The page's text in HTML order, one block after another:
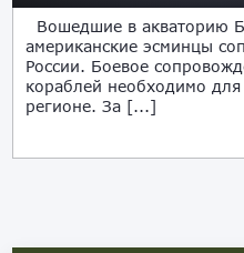
Вошедшие в акваторию
американские эсминцы
России. Боевое
кораблей необходимо
регионе. За [...]